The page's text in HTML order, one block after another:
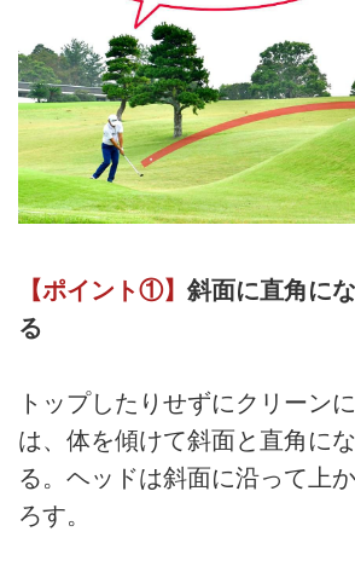
【ポイント①】 斜面に直角に
る
トップしたりせずにクリーン
は、体を傾けて斜面と直角に
る。ヘッドは斜面に沿って上
ろす。